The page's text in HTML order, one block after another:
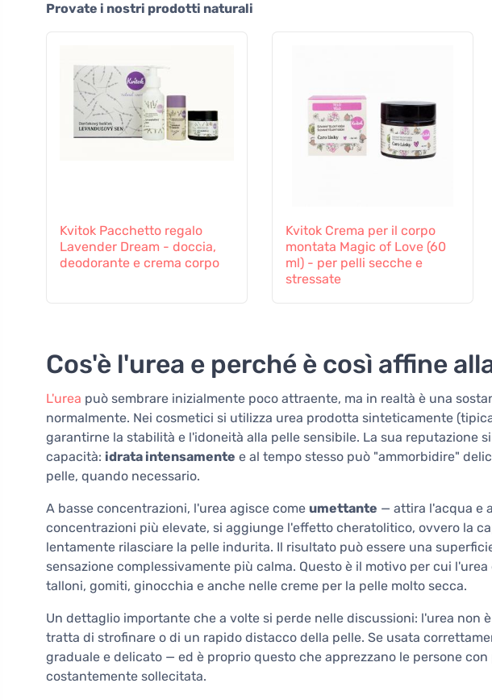
Provate i nostri prodotti naturali
Kvitok Pacchetto regalo
Lavender Dream - doccia,
deodorante e crema corpo
Kvitok Crema per il corpo
montata Magic of Love (60
ml) - per pelli secche e
stressate
Cos'è l'urea e perché è così affine
L'urea può sembrare inizialmente poco attraente, ma in realtà è una
normalmente. Nei cosmetici si utilizza urea prodotta sinteticamente
garantirne la stabilità e l'idoneità alla pelle sensibile. La sua reputazione
capacità: idrata intensamente e al tempo stesso può "ammorbidire"
pelle, quando necessario.
A basse concentrazioni, l'urea agisce come umettante — attira l'acqua e
concentrazioni più elevate, si aggiunge l'effetto cheratolitico, ovvero la
lentamente rilasciare la pelle indurita. Il risultato può essere una
sensazione complessivamente più calma. Questo è il motivo per cui
talloni, gomiti, ginocchia e anche nelle creme per la pelle molto secca.
Un dettaglio importante che a volte si perde nelle discussioni: l'urea non
tratta di strofinare o di un rapido distacco della pelle. Se usata
graduale e delicato — ed è proprio questo che apprezzano le persone con
costantemente sollecitata.